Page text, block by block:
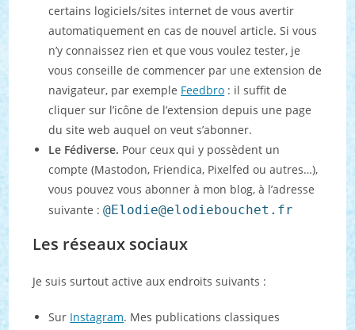
certains logiciels/sites internet de vous avertir
automatiquement en cas de nouvel article. Si vous
n’y connaissez rien et que vous voulez tester, je
vous conseille de commencer par une extension de
navigateur, par exemple Feedbro : il suffit de
cliquer sur l’icône de l’extension depuis une page
du site web auquel on veut s’abonner.
Le Fédiverse. Pour ceux qui y possèdent un
compte (Mastodon, Friendica, Pixelfed ou autres…),
vous pouvez vous abonner à mon blog, à l’adresse
suivante :@Elodie@elodiebouchet.fr
Les réseaux sociaux
Je suis surtout active aux endroits suivants :
Sur Instagram. Mes publications classiques